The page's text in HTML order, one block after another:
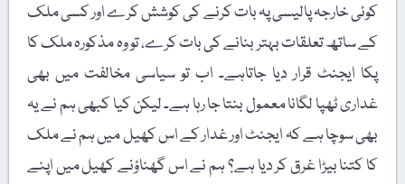
کوئی خارجہ پالیسی پہ بات کرنے کی کوشش کرے اور کسی ملک
کے ساتھ تعلقات بہتر بنانے کی بات کرے، تو وہ مذکورہ ملک کا
پکا ایجنٹ قرار دیا جاتاہے۔ اب تو سیاسی مخالفت میں بھی
غداری ٹھپا لگانا معمول بنتا جا رہا ہے۔ لیکن کیا کبھی ہم نے یہ
بھی سوچا ہے کہ ایجنٹ اور غدار کے اس کھیل میں ہم نے ملک
کا کتنا بیڑا غرق کر دیا ہے؟ ہم نے اس گھناؤنے کھیل میں اپنے